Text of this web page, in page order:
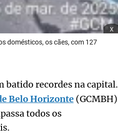
x
domésticos, os cães, com 127
batido recordes na capital.
Belo Horizonte(GCMBH)
todos os